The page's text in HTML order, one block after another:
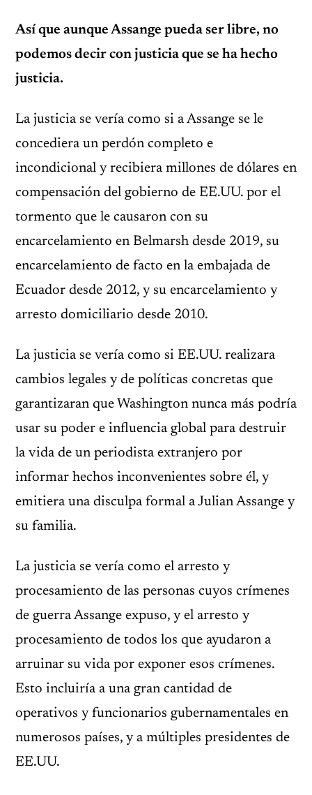
Así que aunque Assange pueda ser libre, no
podemos decir con justicia que se ha hecho
justicia.
La justicia se vería como si a Assange se le
concediera un perdón completo e
incondicional y recibiera millones de dólares en
compensación del gobierno de EE.UU. por el
tormento que le causaron con su
encarcelamiento en Belmarsh desde 2019, su
encarcelamiento de facto en la embajada de
Ecuador desde 2012, y su encarcelamiento y
arresto domiciliario desde 2010.
La justicia se vería como si EE.UU. realizara
cambios legales y de políticas concretas que
garantizaran que Washington nunca más podría
usar su poder e influencia global para destruir
la vida de un periodista extranjero por
informar hechos inconvenientes sobre él, y
emitiera una disculpa formal a Julian Assange y
su familia.
La justicia se vería como el arresto y
procesamiento de las personas cuyos crímenes
de guerra Assange expuso, y el arresto y
procesamiento de todos los que ayudaron a
arruinar su vida por exponer esos crímenes.
Esto incluiría a una gran cantidad de
operativos y funcionarios gubernamentales en
numerosos países, y a múltiples presidentes de
EE.UU.